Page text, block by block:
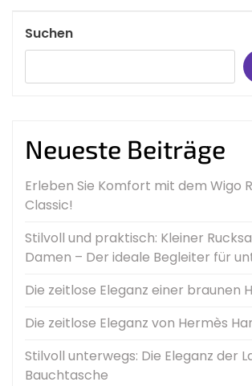
Suchen
Neueste Beiträge
Erleben Sie Komfort mit dem Wigo
Classic!
Stilvoll und praktisch: Kleiner
Damen – Der ideale Begleiter für
Die zeitlose Eleganz einer braunen
Die zeitlose Eleganz von Hermès
Stilvoll unterwegs: Die Eleganz der
Bauchtasche